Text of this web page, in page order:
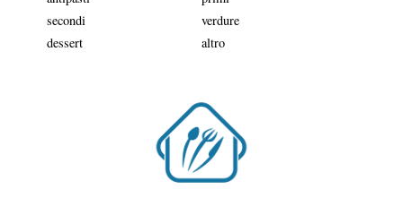
secondi
verdure
dessert
altro